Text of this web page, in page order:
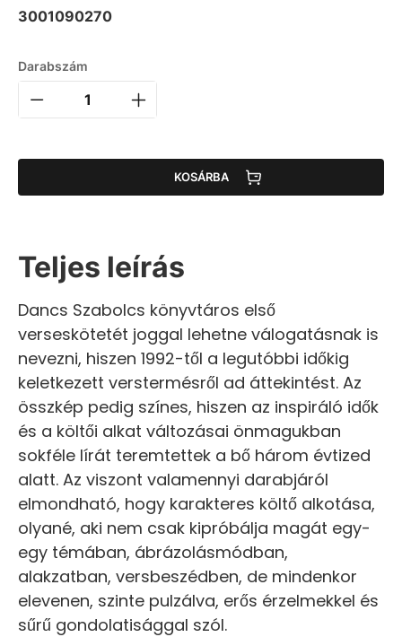
3001090270
Darabszám
KOSÁRBA
Teljes leírás
Dancs Szabolcs könyvtáros első
verseskötetét joggal lehetne válogatásnak is
nevezni, hiszen 1992-től a legutóbbi időkig
keletkezett verstermésről ad áttekintést. Az
összkép pedig színes, hiszen az inspiráló idők
és a költői alkat változásai önmagukban
sokféle lírát teremtettek a bő három évtized
alatt. Az viszont valamennyi darabjáról
elmondható, hogy karakteres költő alkotása,
olyané, aki nem csak kipróbálja magát egy-
egy témában, ábrázolásmódban,
alakzatban, versbeszédben, de mindenkor
elevenen, szinte pulzálva, erős érzelmekkel és
sűrű gondolatisággal szól.